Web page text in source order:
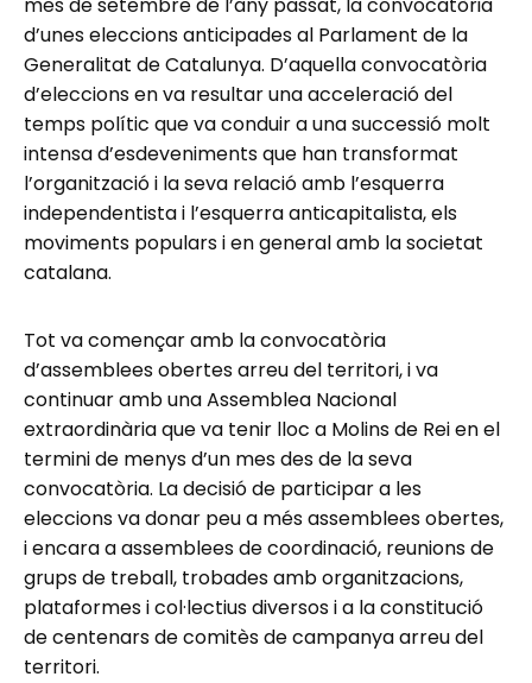
mes de setembre de l’any passat, la convocatòria
d’unes eleccions anticipades al Parlament de la
Generalitat de Catalunya. D’aquella convocatòria
d’eleccions en va resultar una acceleració del
temps polític que va conduir a una successió molt
intensa d’esdeveniments que han transformat
l’organització i la seva relació amb l’esquerra
independentista i l’esquerra anticapitalista, els
moviments populars i en general amb la societat
catalana.
Tot va començar amb la convocatòria
d’assemblees obertes arreu del territori, i va
continuar amb una Assemblea Nacional
extraordinària que va tenir lloc a Molins de Rei en el
termini de menys d’un mes des de la seva
convocatòria. La decisió de participar a les
eleccions va donar peu a més assemblees obertes,
i encara a assemblees de coordinació, reunions de
grups de treball, trobades amb organitzacions,
plataformes i col·lectius diversos i a la constitució
de centenars de comitès de campanya arreu del
territori.